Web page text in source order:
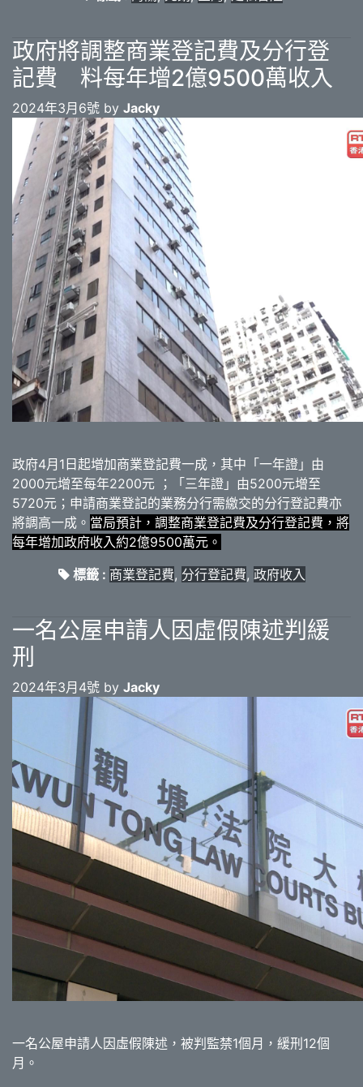
政府將調整商業登記費及分行登
記費 料每年增2億9500萬收入
2024年3月6號 by Jacky
政府4月1日起增加商業登記費一成，其中「一年證」由
2000元增至每年2200元 ；「三年證」由5200元增至
5720元；申請商業登記的業務分行需繳交的分行登記費亦
將調高一成。 當局預計，調整商業登記費及分行登記費，將
每年增加政府收入約2億9500萬元。
標籤 : 商業登記費, 分行登記費, 政府收入
一名公屋申請人因虛假陳述判緩
刑
2024年3月4號 by Jacky
一名公屋申請人因虛假陳述，被判監禁1個月，緩刑12個
月。